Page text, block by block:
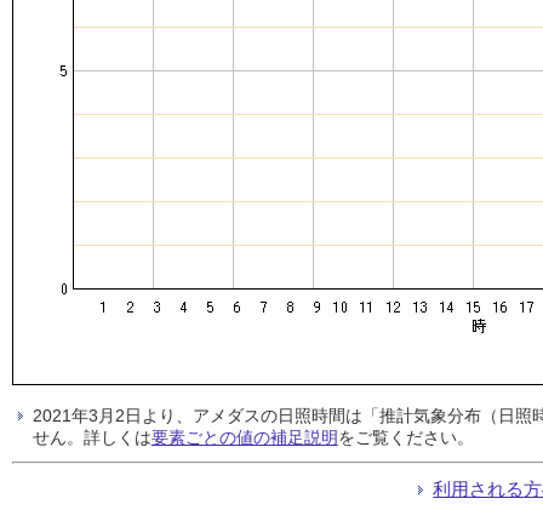
2021年3月2日より、アメダスの日照時間は「推計気象分布（日
せん。詳しくは要素ごとの値の補足説明をご覧ください。
利用される